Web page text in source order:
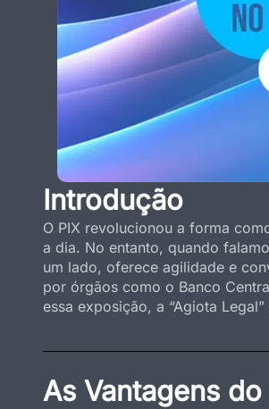
Introdução
O PIX revolucionou a forma
a dia. No entanto, quando
um lado, oferece agilidade e
por órgãos como o Banco
essa exposição, a “Agiota
As Vantagens